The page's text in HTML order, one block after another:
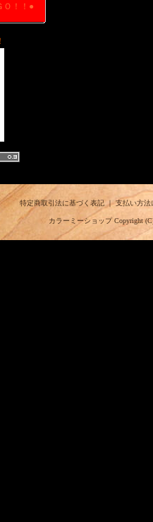
Ｏ！！●
特定商取引法に基づく表記｜支払い方法
カラーミーショップCopyright